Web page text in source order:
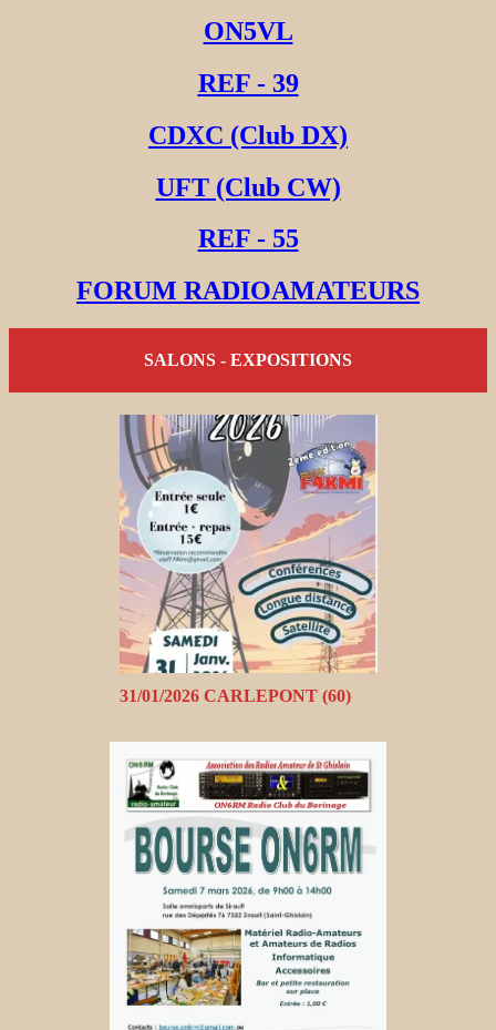
ON5VL
REF - 39
CDXC (Club DX)
UFT (Club CW)
REF - 55
FORUM RADIOAMATEURS
SALONS - EXPOSITIONS
31/01/2026 CARLEPONT (60)